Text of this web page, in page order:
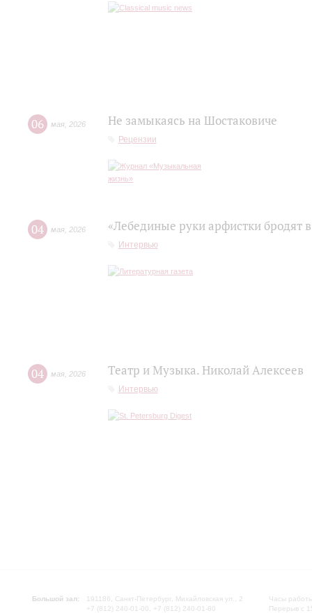
06 мая 2026 Не замыкаясь на Шостаковиче
Рецензии
04 мая 2026 «Лебединые руки арфистки бродят
Интервью
04 мая 2026 Театр и Музыка. Николай Алексеев
Интервью
Большой зал:
191186, Санкт-Петербург, Михайловская ул., 2
+7 (812) 240-01-00, +7 (812) 240-01-80
Часы
Перерыв с